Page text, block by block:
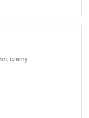
czarny